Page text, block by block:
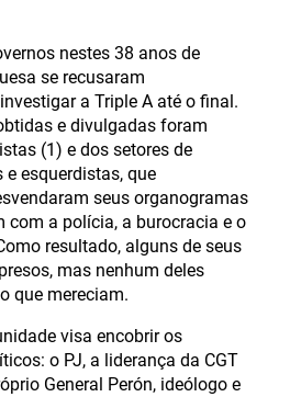
nestes 38 anos de
se recusaram
a Triple A até o final.
e divulgadas foram
(1) e dos setores de
esquerdistas, que
seus organogramas
com a polícia, a burocracia e o
resultado, alguns de seus
mas nenhum deles
que mereciam.
visa encobrir os
o PJ, a liderança da CGT
General Perón, ideólogo e